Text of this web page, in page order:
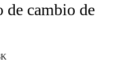
de cambio de